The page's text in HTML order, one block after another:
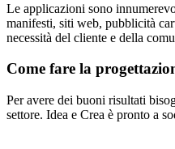
Le applicazioni sono
manifesti, siti web, pubblicità
necessità del cliente e della
Come fare la
Per avere dei buoni risultati
settore. Idea e Crea è pronto a